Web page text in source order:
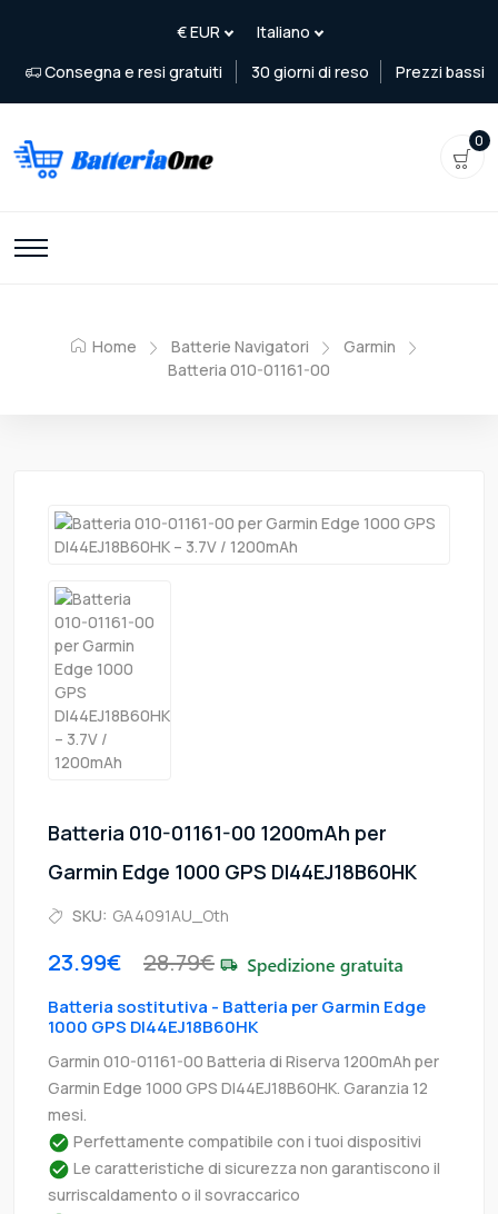
Consegna e resi gratuiti 30 giorni di reso Prezzi bassi
0
Home Batterie Navigatori
Garmin
Batteria 010-01161-00
Batteria 010-01161-00 1200mAh per
Garmin Edge 1000 GPS DI44EJ18B60HK
SKU: GA4091AU_Oth
23.99€ 28.79€
Batteria sostitutiva - Batteria per Garmin Edge
1000 GPS DI44EJ18B60HK
Garmin 010-01161-00 Batteria di Riserva 1200mAh per
Garmin Edge 1000 GPS DI44EJ18B60HK. Garanzia 12
mesi.
Perfettamente compatibile con i tuoi dispositivi
Le caratteristiche di sicurezza non garantiscono il
surriscaldamento o il sovraccarico